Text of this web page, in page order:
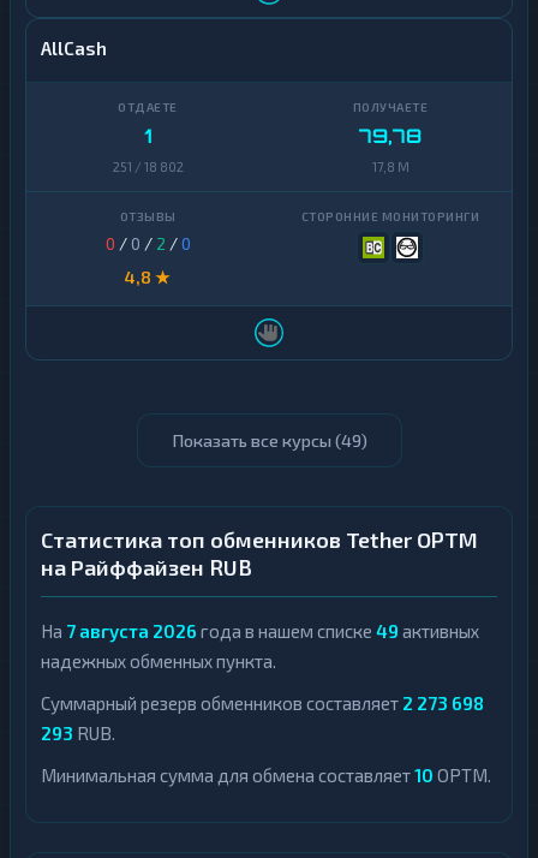
AllCash
1
251 / 18 802
79,78
17,8 M
0 / 0 / 2 /0
4,8 ★
Показать все курсы (49)
Статистика топ обменников Tether OPTM
на Райффайзен RUB
На 7 августа 2026 года в нашем списке 49 активных
надежных обменных пункта.
Суммарный резерв обменников составляет 2 273 698
293 RUB.
Минимальная сумма для обмена составляет10 OPTM.